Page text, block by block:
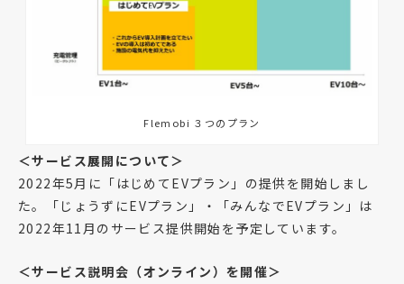
Flemobi ３つのプラン
＜サービス展開について＞
2022年5月に「はじめてEVプラン」の提供を開始しまし
た。「じょうずにEVプラン」・「みんなでEVプラン」は
2022年11月のサービス提供開始を予定しています。
＜サービス説明会（オンライン）を開催＞